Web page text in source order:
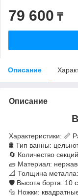
79 600 ₸
Описание
Описание
Характеристики: 📏
🛢 Тип ванны:
🔄 Количество
🧱 Материал:
📐 Толщина
🛡 Высота борта: 10
🔩 Ножки: